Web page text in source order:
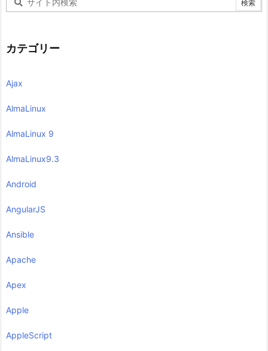
カテゴリー
Ajax
AlmaLinux
AlmaLinux 9
AlmaLinux9.3
Android
AngularJS
Ansible
Apache
Apex
Apple
AppleScript